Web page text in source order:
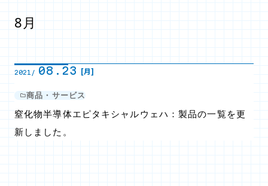
8月
2021/ 08.23 [月]
商品・サービス
窒化物半導体エピタキシャルウェハ：製品の一覧を更
新しました。